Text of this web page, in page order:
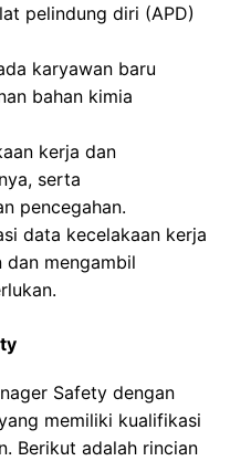
pelindung diri (APD)
karyawan baru
bahan kimia
kerja dan
serta
pencegahan.
data kecelakaan kerja
mengambil
Safety dengan
memiliki kualifikasi
Berikut adalah rincian